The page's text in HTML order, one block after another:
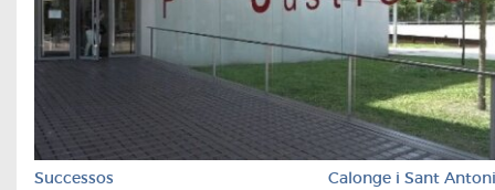
Successos Calonge i Sant Antoni